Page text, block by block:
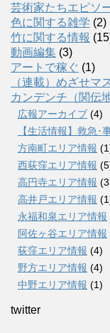
芸術家たちエピソ
色に関する雑学 (2)
竹に関する情報
動画編集 (3)
アートで稼ぐ (1)
（連載）めざせマ
カンデンチ（関伝
広報アーカイブ (4)
【生活情報】救急･
方南町エリア情報
西荻窪エリア情報
高円寺エリア情報
高井戸エリア情報
永福和泉エリア情報
阿佐ヶ谷エリア情報
荻窪エリア情報 (4)
野方エリア情報 (4)
中野エリア情報 (1)
twitter